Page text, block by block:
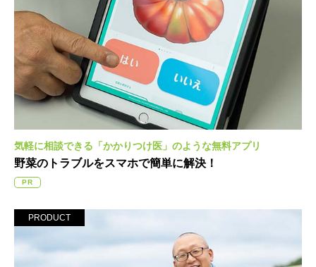
気軽に相談できる「かかりつけ医」のような無料アプリ
野菜のトラブルをスマホで簡単に解決！
PR
PRODUCT